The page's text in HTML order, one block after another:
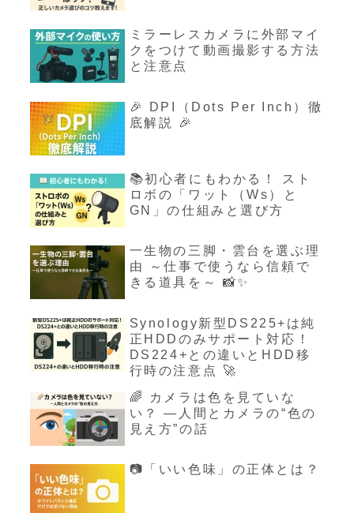
ミラーレスカメラに外部マイ
クをつけて動画撮影する方法
と注意点
🎉 DPI（Dots Per Inch）徹
底解説 🎉
📚初心者にもわかる！ スト
ロボの「ワット（Ws）と
GN」の仕組みと選び方
一生物の三脚・雲台を選ぶ理
由 ～仕事で使うなら信頼で
きる道具を～ 📸✨
Synology新型DS225+は純
正HDDのみサポート対応！
DS224+との違いとHDD移
行時の注意点 🚀
🌈 カメラは色を見ていな
い？ ―人間とカメラの“色の
見え方”の話
📷「いい色味」の正体とは？